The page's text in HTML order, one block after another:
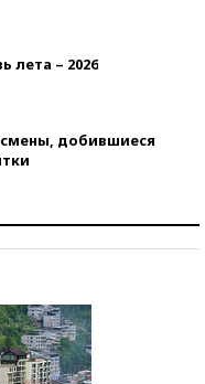
лета – 2026
добившиеся